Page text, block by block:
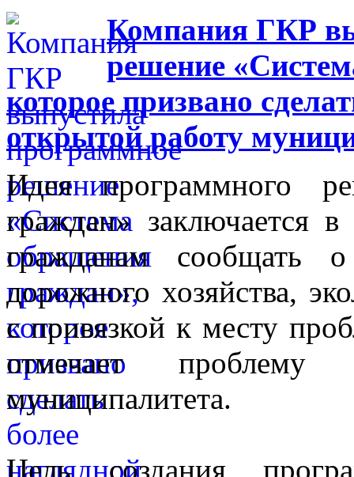
Компания ГКР
решение
которое призвано
открытой работу
Идея программного
граждан» заключается
гражданам
дорожного хозяйства,
с привязкой к месту
отмечает проблему
муниципалитета.
Цель создания